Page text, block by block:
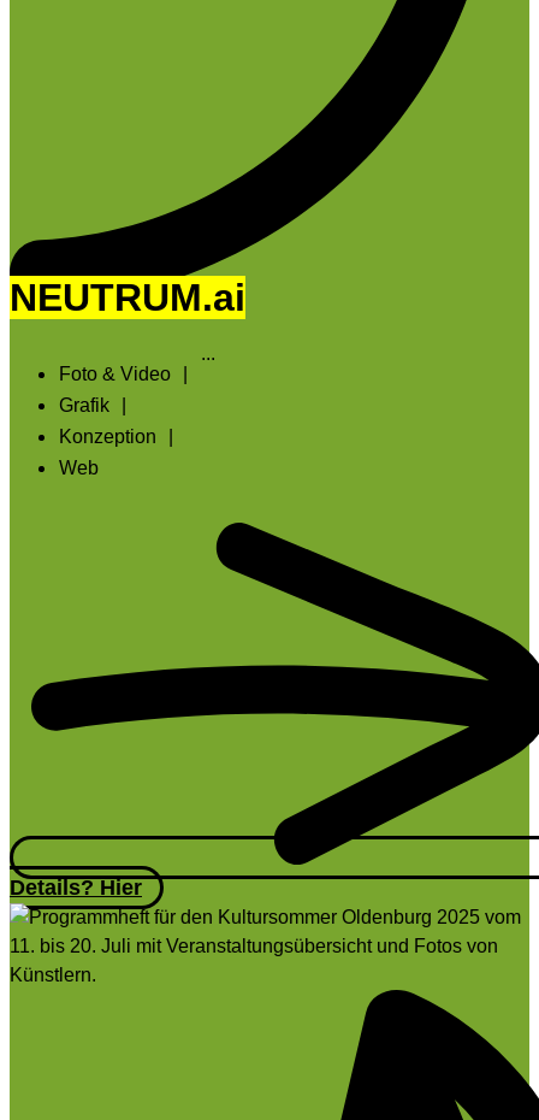
NEUTRUM.ai
Foto & Video
Grafik
Konzeption
Web
...
Details? Hier